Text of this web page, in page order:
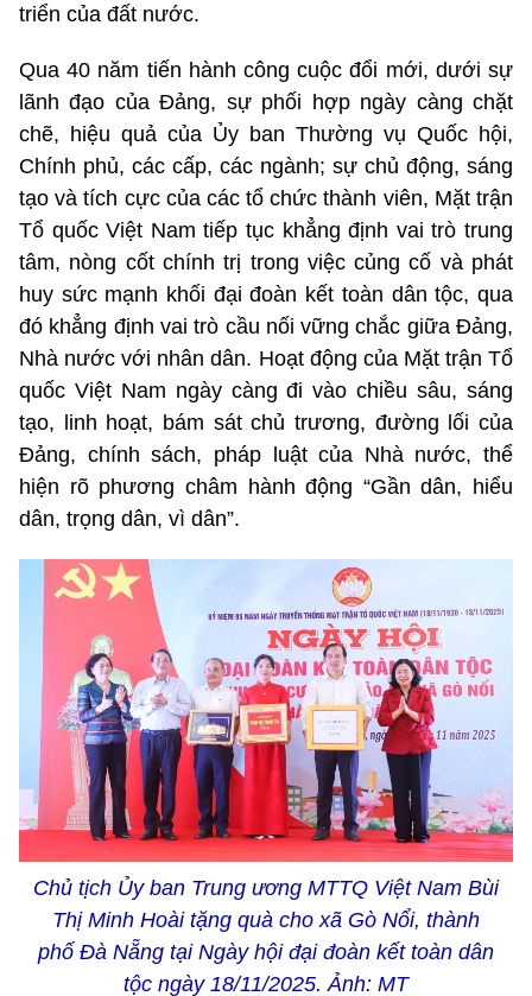
triển của đất nước.
Qua 40 năm tiến hành công cuộc đổi mới, dưới sự
lãnh đạo của Đảng, sự phối hợp ngày càng chặt
chẽ, hiệu quả của Ủy ban Thường vụ Quốc hội,
Chính phủ, các cấp, các ngành; sự chủ động, sáng
tạo và tích cực của các tổ chức thành viên, Mặt trận
Tổ quốc Việt Nam tiếp tục khẳng định vai trò trung
tâm, nòng cốt chính trị trong việc củng cố và phát
huy sức mạnh khối đại đoàn kết toàn dân tộc, qua
đó khẳng định vai trò cầu nối vững chắc giữa Đảng,
Nhà nước với nhân dân. Hoạt động của Mặt trận Tổ
quốc Việt Nam ngày càng đi vào chiều sâu, sáng
tạo, linh hoạt, bám sát chủ trương, đường lối của
Đảng, chính sách, pháp luật của Nhà nước, thể
hiện rõ phương châm hành động “Gần dân, hiểu
dân, trọng dân, vì dân”.
Chủ tịch Ủy ban Trung ương MTTQ Việt Nam Bùi
Thị Minh Hoài tặng quà cho xã Gò Nổi, thành
phố Đà Nẵng tại Ngày hội đại đoàn kết toàn dân
tộc ngày 18/11/2025. Ảnh: MT